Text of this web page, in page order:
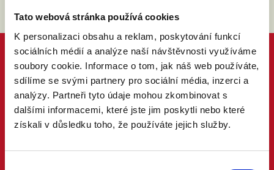
Tato webová stránka používá cookies
K personalizaci obsahu a reklam, poskytování funkcí
sociálních médií a analýze naší návštěvnosti využíváme
soubory cookie. Informace o tom, jak náš web používáte,
sdílíme se svými partnery pro sociální média, inzerci a
analýzy. Partneři tyto údaje mohou zkombinovat s
dalšími informacemi, které jste jim poskytli nebo které
získali v důsledku toho, že používáte jejich služby.